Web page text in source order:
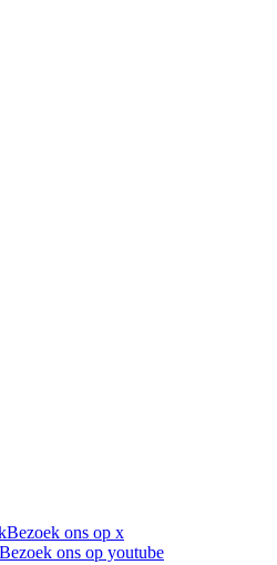
Bezoek ons op x
Bezoek ons op youtube